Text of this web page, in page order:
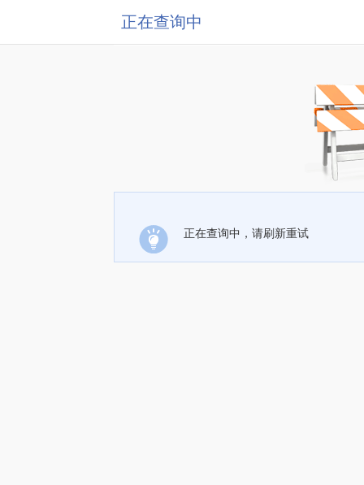
正在查询中
正在查询中，请刷新重试